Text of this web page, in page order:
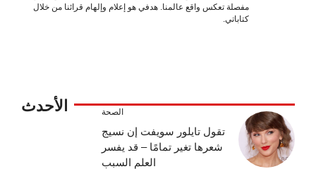
مفصلة تعكس واقع عالمنا. هدفي هو إعلام وإلهام قرائنا من خلال
كتاباتي.
الأحدث الصحة
تقول تايلور سويفت إن نسيج
شعرها تغير تمامًا – قد يفسر
العلم السبب